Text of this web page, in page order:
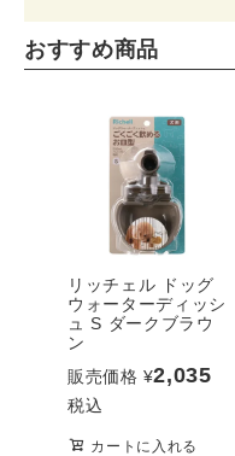
おすすめ商品
リッチェル ドッグ
ウォーターディッシ
ュ S ダークブラウ
ン
販売価格 ¥2,035
税込
カートに入れる